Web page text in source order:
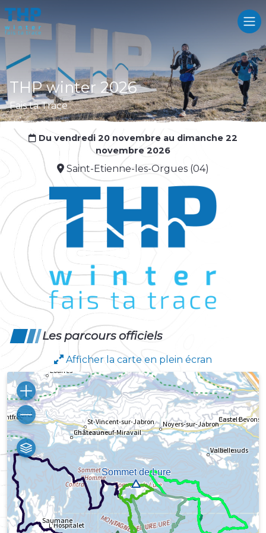
THP winter 2026
Fais ta Trace
Du vendredi 20 novembre au dimanche 22
novembre 2026
Saint-Etienne-les-Orgues (04)
Les parcours officiels
Afficher la carte en plein écran